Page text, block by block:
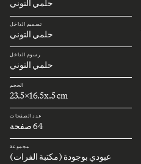
حلمي التوني
تصميم الداخل
حلمي التوني
رسوم الداخل
حلمي التوني
الحجم
23.5x16.5x.5 cm
عدد الصفحات
64 صفحة
مجموعة
عبودي بوجودة (مكتبة الفرات)